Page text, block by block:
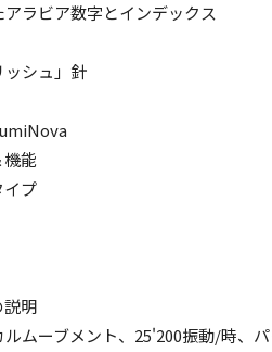
ラビア数字とインデックス
ッシュ」針
機能
イプ
説明
ルムーブメント、25'200振動/時、